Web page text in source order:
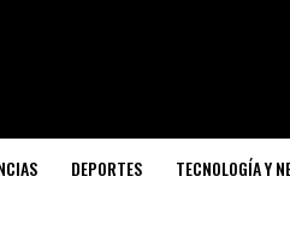
DEPORTES TECNOLOGÍA Y